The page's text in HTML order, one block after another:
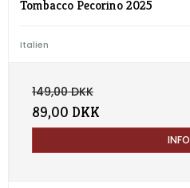
Tombacco Pecorino 2025
Italien
149,00 DKK
89,00 DKK
INFO